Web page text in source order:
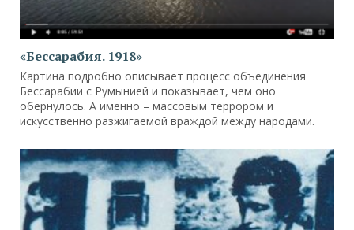
«Бессарабия. 1918»
Картина подробно описывает процесс объединения
Бессарабии с Румынией и показывает, чем оно
обернулось. А именно – массовым террором и
искусственно разжигаемой враждой между народами.